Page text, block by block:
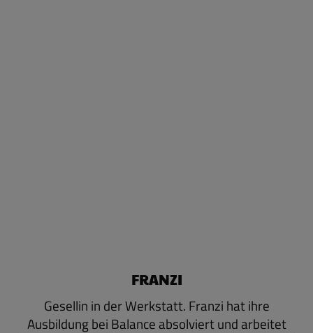
FRANZI
Gesellin in der Werkstatt. Franzi hat ihre
Ausbildung bei Balance absolviert und arbeitet